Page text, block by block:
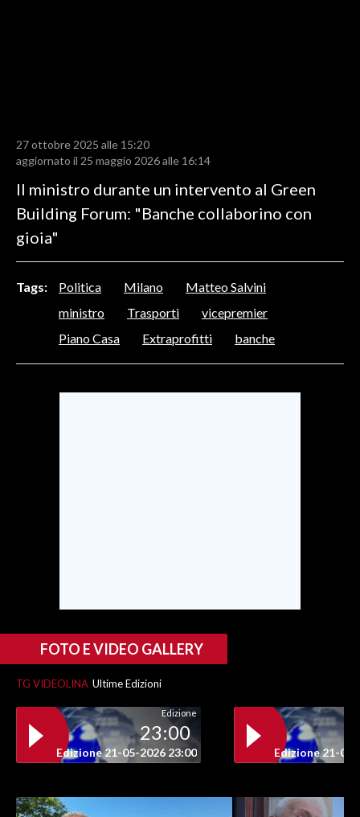
RISULTATI E CLASSIFICHE
CALCIO REGIONALE
BASKET
VOLLEY
TENNIS
ALTRI SPORT
SPETTACOLI
#CARAUNIONE
INSULARITÀ
INFO AZIENDE
ANNUNCI
27 ottobre 2025 alle 15:20
aggiornato il 25 maggio 2026 alle 16:14
Il ministro durante un intervento al Green
Building Forum: "Banche collaborino con
gioia"
Tags: Politica Milano
Matteo Salvini
ministro
Trasporti
vicepremier
Piano Casa
Extraprofitti banche
FOTO E VIDEO GALLERY
TG VIDEOLINA Ultime Edizioni
Edizione
23:00
Edizione 21-05-2026 23:00 Edizione 21-05-